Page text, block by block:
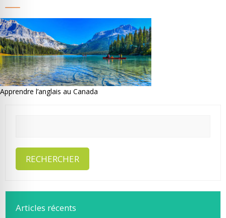
Apprendre l’anglais au Canada
Articles récents